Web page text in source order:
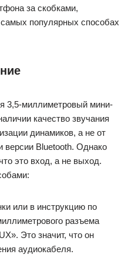
за скобками,
популярных способах
3,5-миллиметровый мини-
качество звучания
динамиков, а не от
версии Bluetooth. Однако
это вход, а не выход.
или в инструкцию по
разъема
Это значит, что он
аудиокабеля.